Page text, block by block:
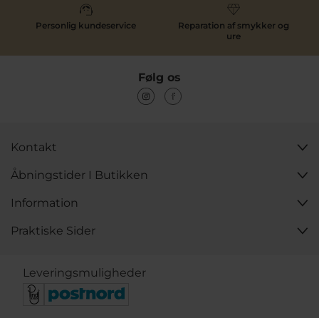
Personlig kundeservice
Reparation af smykker og
ure
Følg os
Kontakt
Åbningstider I Butikken
Information
Praktiske Sider
Leveringsmuligheder